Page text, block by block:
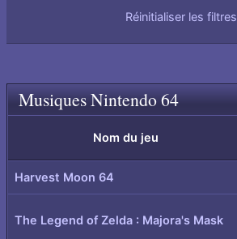
Réinitialiser les filtres
Remonter
en
Musiques Nintendo 64
Nom du jeu
Harvest Moon 64
The Legend of Zelda : Majora's Mask